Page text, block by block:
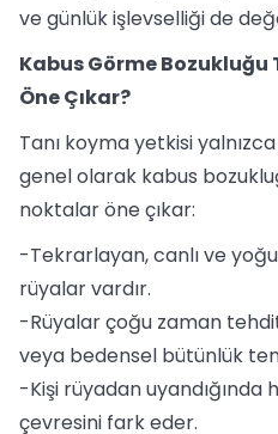
ve günlük işlevselliği de
Kabus Görme Bozukluğu
Öne Çıkar?
Tanı koyma yetkisi
genel olarak kabus
noktalar öne çıkar:
-Tekrarlayan, canlı ve
rüyalar vardır.
-Rüyalar çoğu zaman
veya bedensel bütünlük
-Kişi rüyadan uyandığında
çevresini fark eder.